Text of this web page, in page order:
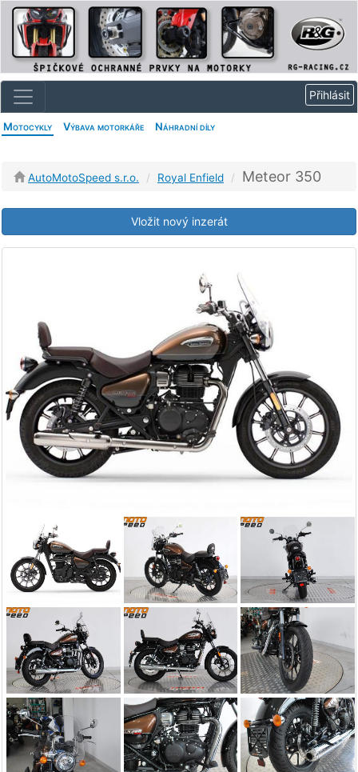
Motocykly Výbava motorkáře Náhradní díly
AutoMotoSpeed s.r.o. Royal Enfield Meteor 350
Vložit nový inzerát